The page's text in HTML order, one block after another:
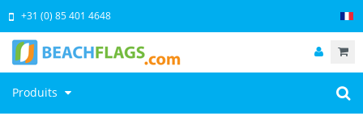
Produits
+31 (0) 85 401 4648